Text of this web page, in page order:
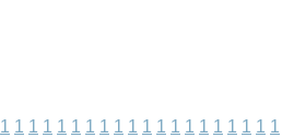
1 1 1 1 1 1 1 1 1 1 1 1 1 1 1 1 1 1 1 1